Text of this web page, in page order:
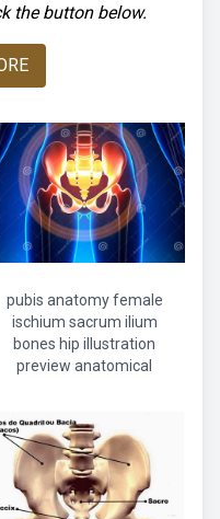
the button below.
pubis anatomy female
ischium sacrum ilium
bones hip illustration
preview anatomical